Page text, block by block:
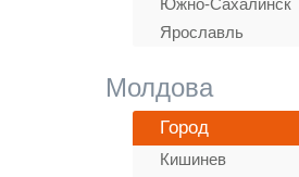
Южно-Сахалинск
Ярославль
Молдова
Город
Кишинев